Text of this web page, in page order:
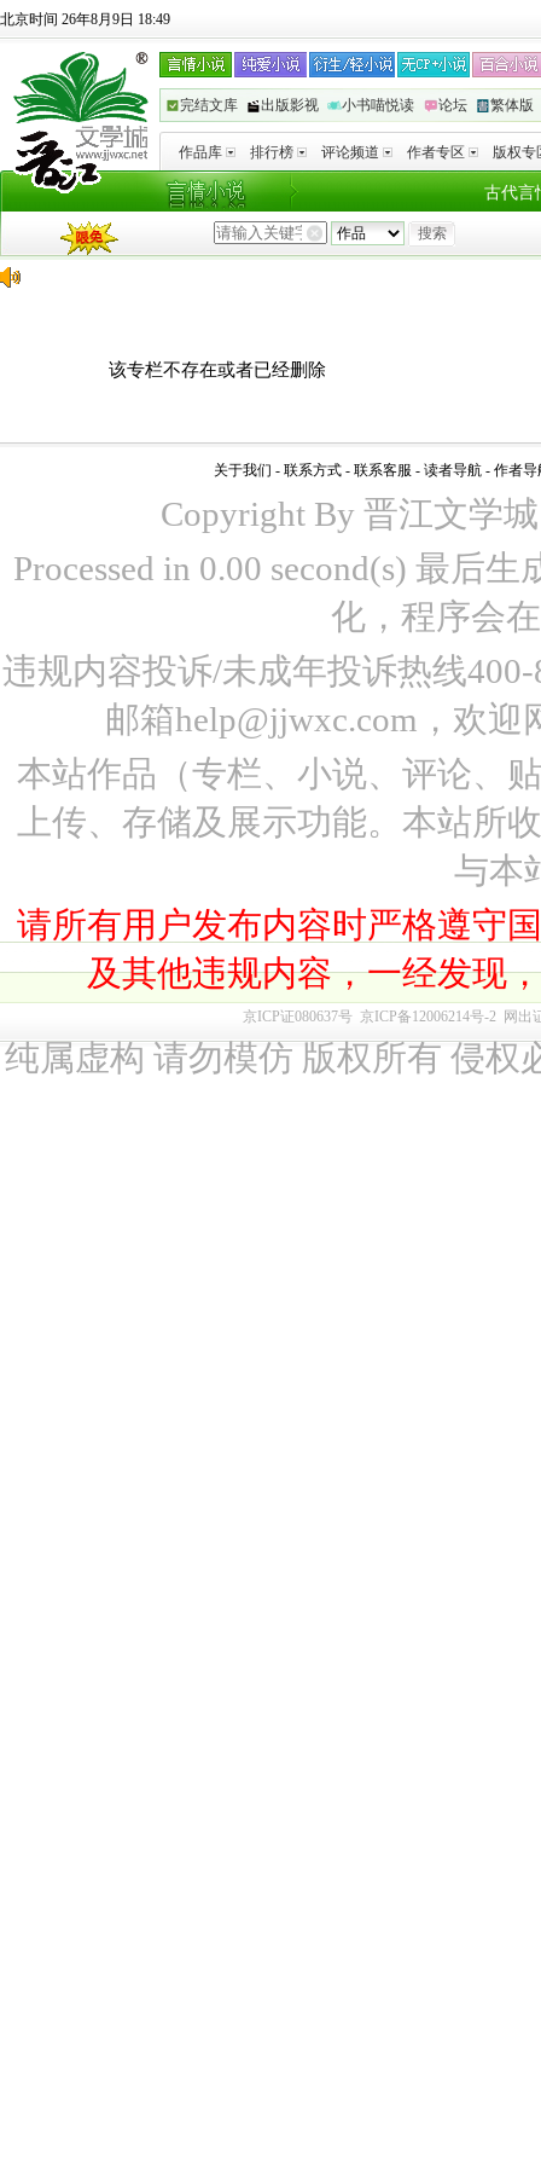
北京时间 26年8月9日 18:49
完结文库 出版影视 小书喵悦读 论坛 繁体版
作品库 排行榜 评论频道 作者专区 版权专
古代言
该专栏不存在或者已经删除
关于我们 - 联系方式 - 联系客服 - 读者导航 - 作者导
Copyright By 晋江文学
Processed in 0.00 second(s) 最后
化，程序会
违规内容投诉/未成年投诉热线
邮箱help@jjwxc.com，欢
本站作品（专栏、小说、评论、
上传、存储及展示功能。本站所
与本
请所有用户发布内容时严格遵守
及其他违规内容，一经发现
京ICP证080637号 京ICP备12006214号-2 网出
纯属虚构 请勿模仿 版权所有 侵权